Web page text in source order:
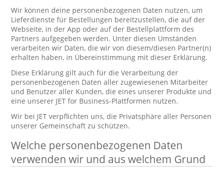
Wir können deine personenbezogenen Daten nutzen, um
Lieferdienste für Bestellungen bereitzustellen, die auf der
Webseite, in der App oder auf der Bestellplattform des
Partners aufgegeben werden. Unter diesen Umständen
verarbeiten wir Daten, die wir von diesem/diesen Partner(n)
erhalten haben, in Übereinstimmung mit dieser Erklärung.
Diese Erklärung gilt auch für die Verarbeitung der
personenbezogenen Daten aller zugewiesenen Mitarbeiter
und Benutzer aller Kunden, die eines unserer Produkte und
eine unserer JET for Business-Plattformen nutzen.
Wir bei JET verpflichten uns, die Privatsphäre aller Personen
unserer Gemeinschaft zu schützen.
Welche personenbezogenen Daten
verwenden wir und aus welchem Grund